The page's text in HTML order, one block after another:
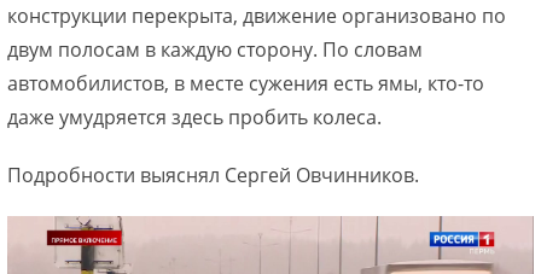
конструкции перекрыта, движение организовано по
двум полосам в каждую сторону. По словам
автомобилистов, в месте сужения есть ямы, кто-то
даже умудряется здесь пробить колеса.
Подробности выяснял Сергей Овчинников.